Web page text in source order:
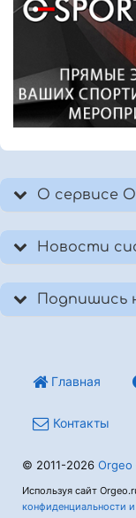
О сервисе
Новости
Подпишись
Главная
Контакты
© 2011-2026 Orgeo
Используя сайт
конфиденциальности